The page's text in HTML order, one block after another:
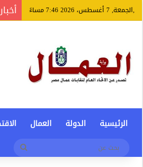
,الجمعة, 7 أغسطس، 2026 7:46 مساءً
الرئيسية الدولة العمال